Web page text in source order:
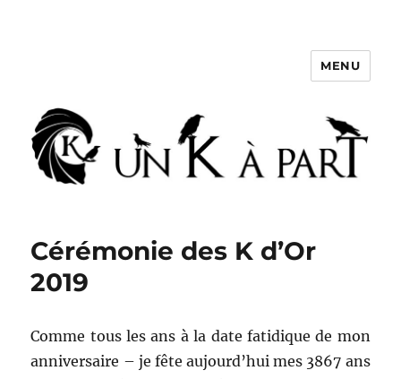
MENU
Cérémonie des K d’Or
2019
Comme tous les ans à la date fatidique de mon
anniversaire – je fête aujourd’hui mes 3867 ans